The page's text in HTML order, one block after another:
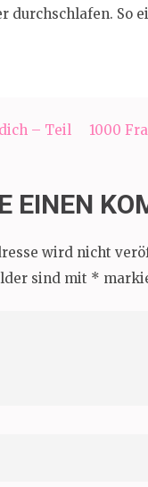
durchschlafen. So
– Teil
1000
EINEN
wird nicht
sind mit *